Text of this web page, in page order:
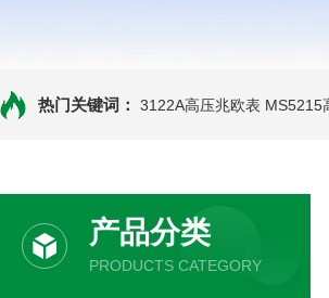
热门关键词： 3122A高压兆欧表 MS5215
产品分类
PRODUCTS CATEGORY